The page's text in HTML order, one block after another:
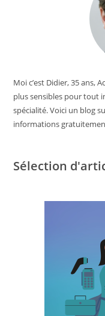
Moi c’est Didier, 35 ans,
plus sensibles pour tout
spécialité. Voici un blog
informations
Sélection